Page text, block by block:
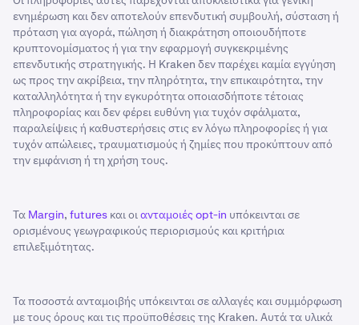
ενημέρωση και δεν αποτελούν επενδυτική συμβουλή, σύσταση ή
πρόταση για αγορά, πώληση ή διακράτηση οποιουδήποτε
κρυπτονομίσματος ή για την εφαρμογή συγκεκριμένης
επενδυτικής στρατηγικής. Η Kraken δεν παρέχει καμία εγγύηση
ως προς την ακρίβεια, την πληρότητα, την επικαιρότητα, την
καταλληλότητα ή την εγκυρότητα οποιασδήποτε τέτοιας
πληροφορίας και δεν φέρει ευθύνη για τυχόν σφάλματα,
παραλείψεις ή καθυστερήσεις στις εν λόγω πληροφορίες ή για
τυχόν απώλειες, τραυματισμούς ή ζημίες που προκύπτουν από
την εμφάνιση ή τη χρήση τους.
Τα Margin, futures και οιανταμοιές opt-in υπόκεινται σε
ορισμένους γεωγραφικούς περιορισμούς και κριτήρια
επιλεξιμότητας.
Τα ποσοστά ανταμοιβής υπόκεινται σε αλλαγές και συμμόρφωση
με τους όρους και τις προϋποθέσεις της Kraken. Αυτά τα υλικά